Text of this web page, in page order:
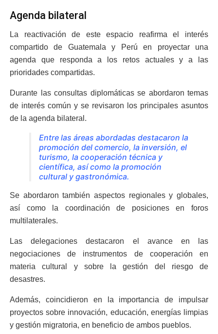
Agenda bilateral
La reactivación de este espacio reafirma el interés
compartido de Guatemala y Perú en proyectar una
agenda que responda a los retos actuales y a las
prioridades compartidas.
Durante las consultas diplomáticas se abordaron temas
de interés común y se revisaron los principales asuntos
de la agenda bilateral.
Entre las áreas abordadas destacaron la
promoción del comercio, la inversión, el
turismo, la cooperación técnica y
científica, así como la promoción
cultural y gastronómica.
Se abordaron también aspectos regionales y globales,
así como la coordinación de posiciones en foros
multilaterales.
Las delegaciones destacaron el avance en las
negociaciones de instrumentos de cooperación en
materia cultural y sobre la gestión del riesgo de
desastres.
Además, coincidieron en la importancia de impulsar
proyectos sobre innovación, educación, energías limpias
y gestión migratoria, en beneficio de ambos pueblos.